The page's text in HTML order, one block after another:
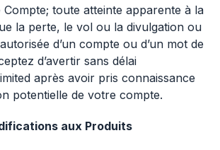
toute atteinte apparente à la
la perte, le vol ou la divulgation ou
d’un compte ou d’un mot de
d’avertir sans délai
après avoir pris connaissance
potentielle de votre compte.
aux Produits